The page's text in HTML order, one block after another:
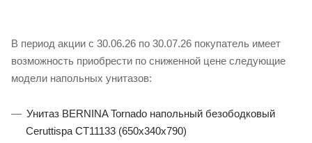
В период акции с 30.06.26 по 30.07.26 покупатель имеет
возможность приобрести по сниженной цене следующие
модели напольных унитазов:
Унитаз BERNINA Tornado напольный безободковый
Ceruttispa CT11133 (650x340x790)